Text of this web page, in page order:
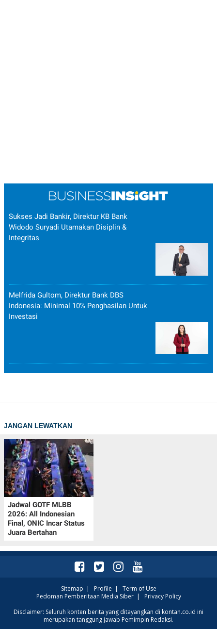
Sukses Jadi Bankir, Direktur KB Bank
Widodo Suryadi Utamakan Disiplin &
Integritas
Melfrida Gultom, Direktur Bank DBS
Indonesia: Minimal 10% Penghasilan Untuk
Investasi
JANGAN LEWATKAN
Jadwal GOTF MLBB
2026: All Indonesian
Final, ONIC Incar Status
Juara Bertahan
Sitemap | Profile | Term of Use
Pedoman Pemberitaan Media Siber| Privacy Policy
Disclaimer: Seluruh konten berita yang ditayangkan di kontan.co.id ini
merupakan tanggung jawab Pemimpin Redaksi.